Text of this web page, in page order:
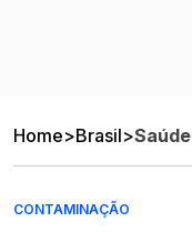
Home>Brasil>Saúde
CONTAMINAÇÃO